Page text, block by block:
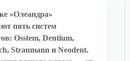
«Олеандра»
пять систем
Osstem, Dentium,
Straumann и Neodent.